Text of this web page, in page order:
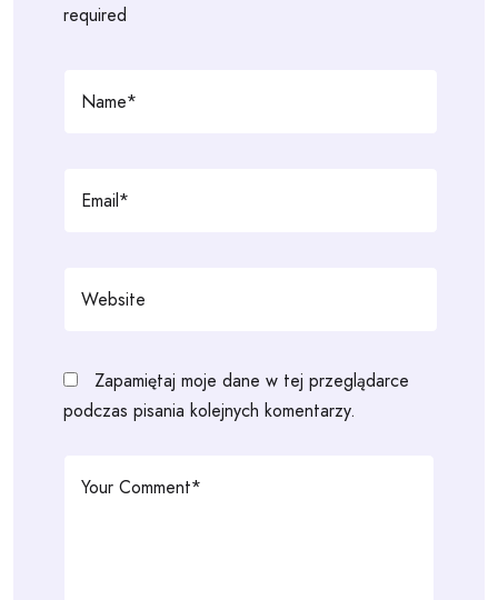
required
Zapamiętaj moje dane w tej przeglądarce
podczas pisania kolejnych komentarzy.